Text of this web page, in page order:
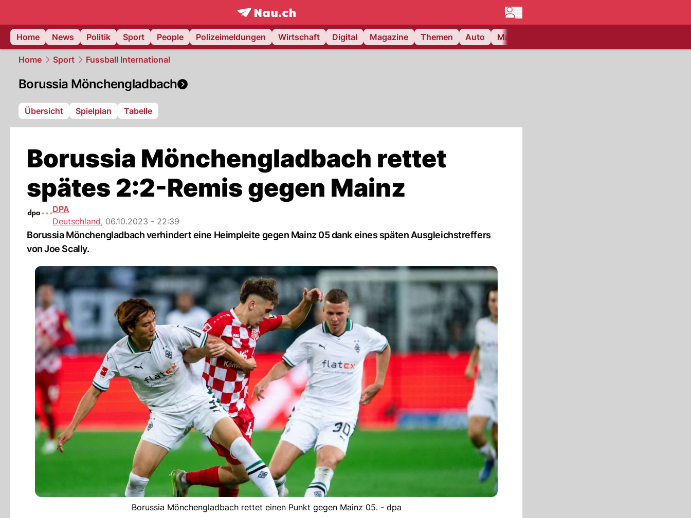
frontpage.NAU.ch
Home
News Politik Sport People Polizeimeldungen Wirtschaft Digital Magazine Themen Auto Matchcenter
Home Sport Fussball International
Borussia Mönchengladbach
Übersicht Spielplan Tabelle
Borussia Mönchengladbach rettet
spätes 2:2-Remis gegen Mainz
DPA
Deutschland, 06.10.2023 - 22:39
Borussia Mönchengladbach verhindert eine Heimpleite gegen Mainz 05 dank eines späten Ausgleichstreffers
von Joe Scally.
Borussia Mönchengladbach rettet einen Punkt gegen Mainz 05. - dpa